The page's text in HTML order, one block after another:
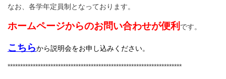
なお、各学年定員制となっております。
ホームページからのお問い合わせが便利 です。
こちらから説明会をお申し込みください。
*********************************************************************